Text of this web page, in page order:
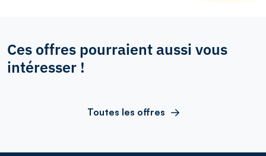
Ces offres pourraient aussi vous
intéresser !
Toutes les offres